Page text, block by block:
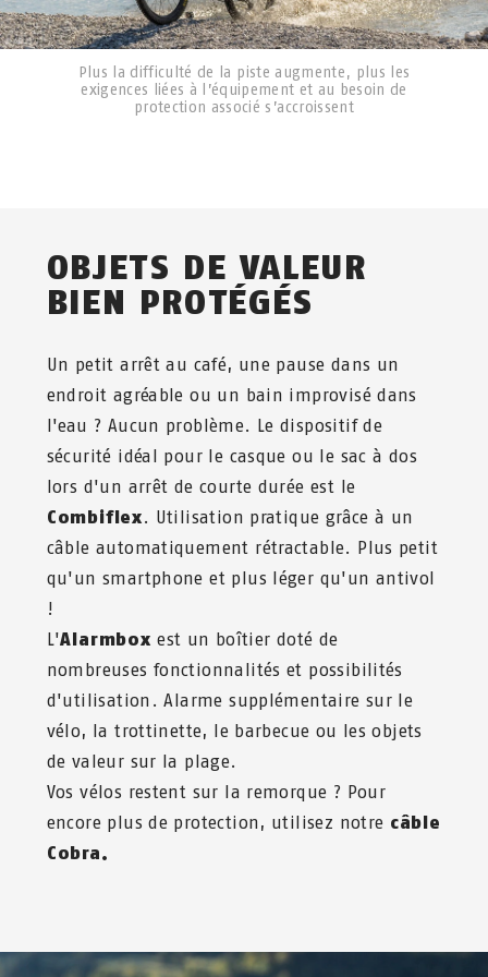
De bons vêtements de cyclisme avec un
rembourrage suffisant
Des vêtements imperméables,
éventuellement. Un coupe-vent ou​​​une
Papier hygiénique
Mouchoirs en papier
Une bonne crème pour les fesses ;-)
VOYAGE
Pansements
Bandage
Pince à tiques
Protection anti-moustiques
Médicaments analgésiques
Produit désinfectant
Pansements spécial ampoules
TECHNOLOGIE
Appareil photo
Batterie de secours
Téléphone portable
Ordinateur de vélo
Compteur de vitesse
SÉCURITÉ
Cadenas de sac à dos
ÉGALEMENT IMPORTANT
bitumés ? Ou roulerez-vous en priorité
sur des chemins de terre et des sentiers
de randonnée ?
Pour planifier votre itinéraire, il existe
sur internet des sites et des
applications utiles qui peuvent être
Plus la difficulté de la piste augmente, plus les
exigences liées à l’équipement et au besoin de
protection associé s’accroissent
OBJETS DE VALEUR
BIEN PROTÉGÉS
Un petit arrêt au café, une pause dans un
endroit agréable ou un bain improvisé dans
l'eau ? Aucun problème. Le dispositif de
sécurité idéal pour le casque ou le sac à dos
lors d'un arrêt de courte durée est le
Combiflex. Utilisation pratique grâce à un
câble automatiquement rétractable. Plus petit
qu'un smartphone et plus léger qu'un antivol
!
L'Alarmbox est un boîtier doté de
nombreuses fonctionnalités et possibilités
d'utilisation. Alarme supplémentaire sur le
vélo, la trottinette, le barbecue ou les objets
de valeur sur la plage.
Vos vélos restent sur la remorque ? Pour
encore plus de protection, utilisez notre câble
Cobra.